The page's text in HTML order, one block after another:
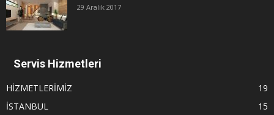
29 Aralık 2017
Servis Hizmetleri
HİZMETLERİMİZ
19
İSTANBUL
15